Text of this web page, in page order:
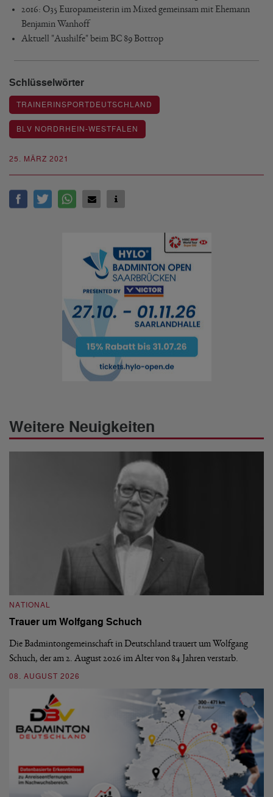
25. MÄRZ 2021
2016: O35 Europameisterin im Mixed gemeinsam mit Ehemann
Benjamin Wanhoff
Aktuell "Aushilfe" beim BC 89 Bottrop
Schlüsselwörter
TRAINERINSPORTDEUTSCHLAND
BLV NORDRHEIN-WESTFALEN
Weitere Neuigkeiten
NATIONAL
Trauer um Wolfgang Schuch
Die Badmintongemeinschaft in Deutschland trauert um Wolfgang
Schuch, der am 2. August 2026 im Alter von 84 Jahren verstarb.
08. AUGUST 2026